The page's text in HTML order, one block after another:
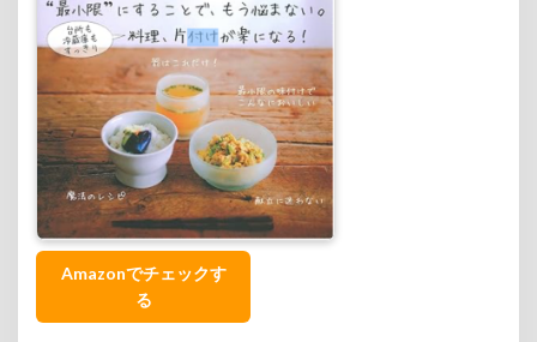
Amazonでチェックす
る